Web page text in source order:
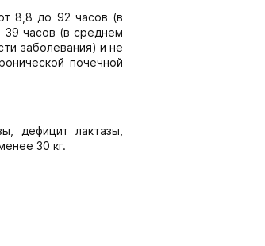
8,8 до 92 часов (в
39 часов (в среднем
заболевания) и не
почечной
дефицит лактазы,
30 кг.